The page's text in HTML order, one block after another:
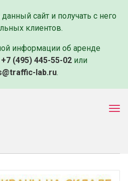
сайт и получать с него
клиентов.
информации об аренде
+7 (495) 445-55-02 или
lab.ru.
и доставка